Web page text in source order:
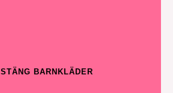
STÄNG BARNKLÄDER